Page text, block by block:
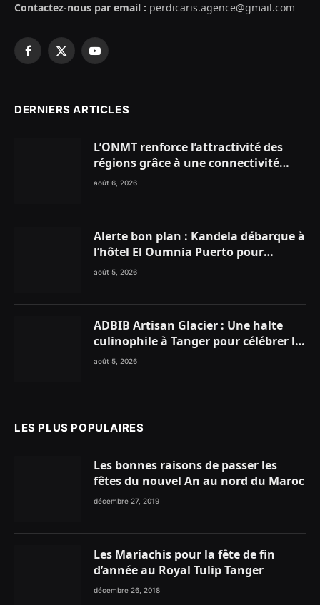
Contactez-nous par email : perdicaris.agence@gmail.com
Facebook
X
YouTube
DERNIERS ARTICLES
L’ONMT renforce l’attractivité des
régions grâce à une connectivité
aérienne historique de Ryanair
août 6, 2026
Alerte bon plan : Kandela débarque à
l’hôtel El Oumnia Puerto pour
enflammer le Chiringuito Malibu
août 5, 2026
ADBIB Artisan Glacier : Une halte
culinophile à Tanger pour célébrer la
glace traditionnelle aux matières
août 5, 2026
LES PLUS POPULAIRES
Les bonnes raisons de passer les
fêtes du nouvel An au nord du Maroc
décembre 27, 2019
Les Mariachis pour la fête de fin
d’année au Royal Tulip Tanger
décembre 26, 2018